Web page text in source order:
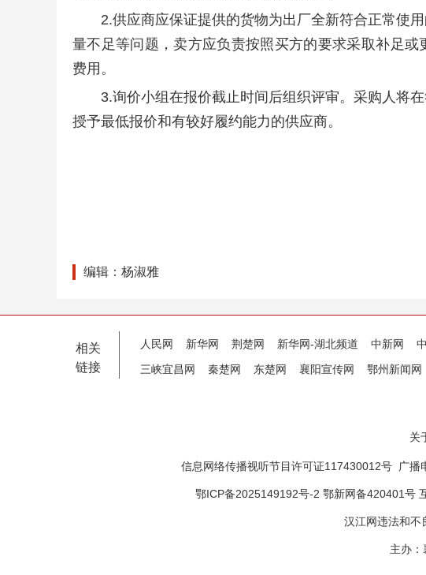
2.供应商应保证提供的货物为出厂全新符合正常使
量不足等问题，卖方应负责按照买方的要求采取补足
费用。
3.询价小组在报价截止时间后组织评审。采购人将
授予最低报价和有较好履约能力的供应商。
编辑：杨淑雅
相关
链接
人民网 新华网 荆楚网 新华网-湖北频道 中新网
三峡宜昌网
秦楚网 东楚网 襄阳宣传网 鄂州新闻网
关
信息网络传播视听节目许可证117430012号 广播
鄂ICP备2025149192号-2 鄂新网备420401号
汉江网违法和
主办